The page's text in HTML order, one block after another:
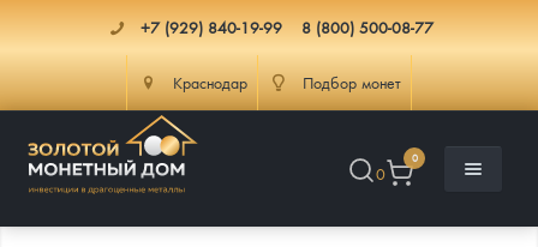
+7 (929) 840-19-99 8 (800) 500-08-77
Краснодар Подбор монет
0
0